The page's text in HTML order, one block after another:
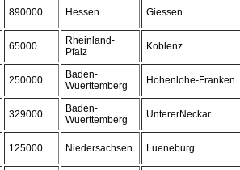
890000 Hessen Giessen
65000
Rheinland-
Pfalz
Koblenz
250000
Baden-
Wuerttemberg
Hohenlohe-Franken
329000
Baden-
Wuerttemberg
UntererNeckar
125000 Niedersachsen Lueneburg